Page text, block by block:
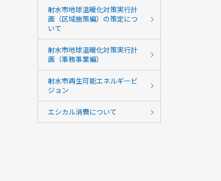
射水市地球温暖化対策実行計
画（区域施策編）の策定につ
いて
射水市地球温暖化対策実行計
画（事務事業編）
射水市再生可能エネルギービ
ジョン
エシカル消費について